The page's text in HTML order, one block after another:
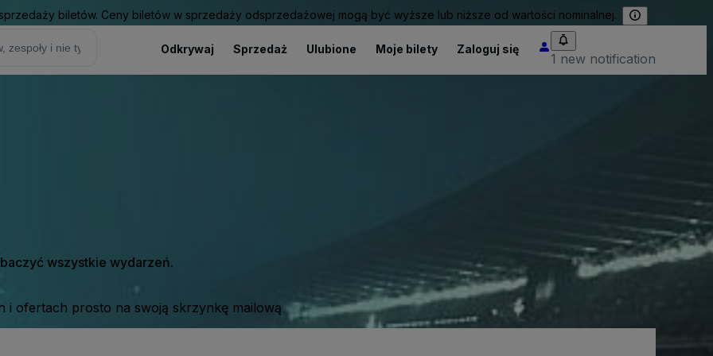
biletów. Ceny biletów w sprzedaży odsprzedażowej mogą być wyższe lub niższe od wartości nominalnej.
Odkrywaj Sprzedaż Ulubione Moje bilety Zaloguj się
1 new notification
wszystkie wydarzeń.
ofertach prosto na swoją skrzynkę mailową